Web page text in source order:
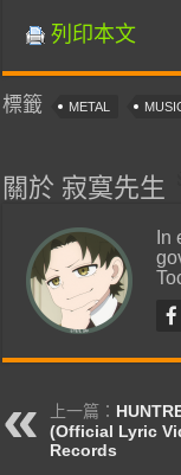
列印本文
標籤 METAL
關於 寂寞先生
In
上一篇：
(Official Lyric
Records